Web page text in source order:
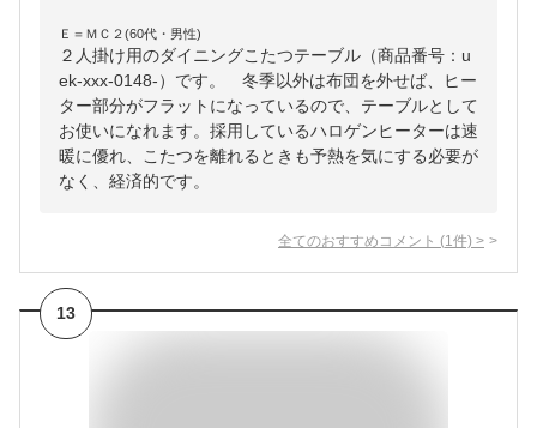
Ｅ＝ＭＣ２(60代・男性)
２人掛け用のダイニングこたつテーブル（商品番号：u
ek-xxx-0148-）です。 冬季以外は布団を外せば、ヒー
ター部分がフラットになっているので、テーブルとして
お使いになれます。採用しているハロゲンヒーターは速
暖に優れ、こたつを離れるときも予熱を気にする必要が
なく、経済的です。
全てのおすすめコメント (1 件) >
13